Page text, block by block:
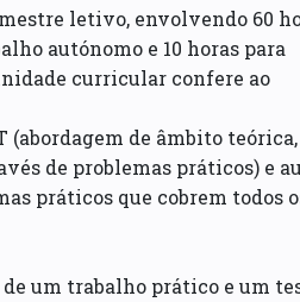
letivo, envolvendo 60
autónomo e 10 horas para
curricular confere ao
(abordagem de âmbito
de problemas práticos) e
práticos que cobrem todos
um trabalho prático e um